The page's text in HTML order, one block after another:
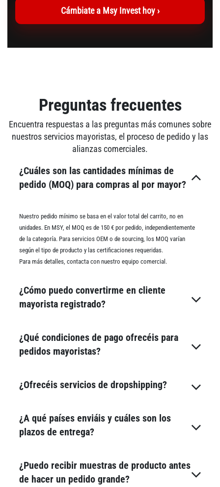
Cámbiate a Msy Invest hoy ›
Preguntas frecuentes
Encuentra respuestas a las preguntas más comunes sobre
nuestros servicios mayoristas, el proceso de pedido y las
alianzas comerciales.
¿Cuáles son las cantidades mínimas de
pedido (MOQ) para compras al por mayor?
Nuestro pedido mínimo se basa en el valor total del carrito, no en
unidades. En MSY, el MOQ es de 150 € por pedido, independientemente
de la categoría. Para servicios OEM o de sourcing, los MOQ varían
según el tipo de producto y las certificaciones requeridas.
Para más detalles, contacta con nuestro equipo comercial.
¿Cómo puedo convertirme en cliente
mayorista registrado?
¿Qué condiciones de pago ofrecéis para
pedidos mayoristas?
¿Ofrecéis servicios de dropshipping?
¿A qué países enviáis y cuáles son los
plazos de entrega?
¿Puedo recibir muestras de producto antes
de hacer un pedido grande?